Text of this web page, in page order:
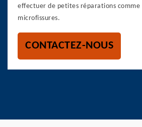
effectuer de petites réparations comme
microfissures.
CONTACTEZ-NOUS